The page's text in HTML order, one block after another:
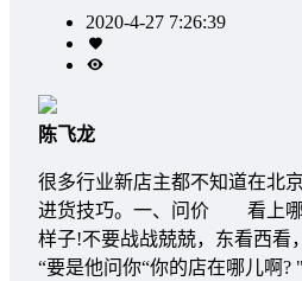
2020-4-27 7:26:39
陈飞龙
很多行业新店主都不知道在北
进货技巧。一、问价 看上哪
样子!不要战战兢兢，东看西看
“要是他问你“你的店在哪儿啊?